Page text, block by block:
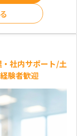
・社内サポート/土
験者歓迎